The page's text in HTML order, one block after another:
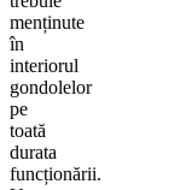
menținute
în
interiorul
gondolelor
pe
toată
durata
funcționării.